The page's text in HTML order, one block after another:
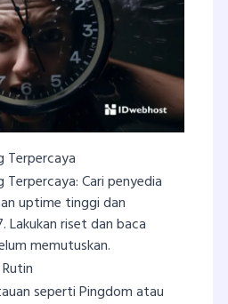
Terpercaya
Terpercaya: Cari penyedia
uptime tinggi dan
riset dan baca
memutuskan.
seperti Pingdom atau